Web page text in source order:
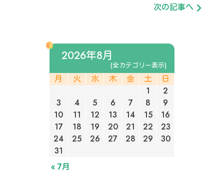
次の記事へ
2026年8月
(全カテゴリー表示)
月 火 水 木 金 土 日
« 7月
1
2
3
4 5 6 7 8
9
10
11 12 13 14 15
16
17
18 19 20 21 22
23
24
25 26 27 28 29
30
31